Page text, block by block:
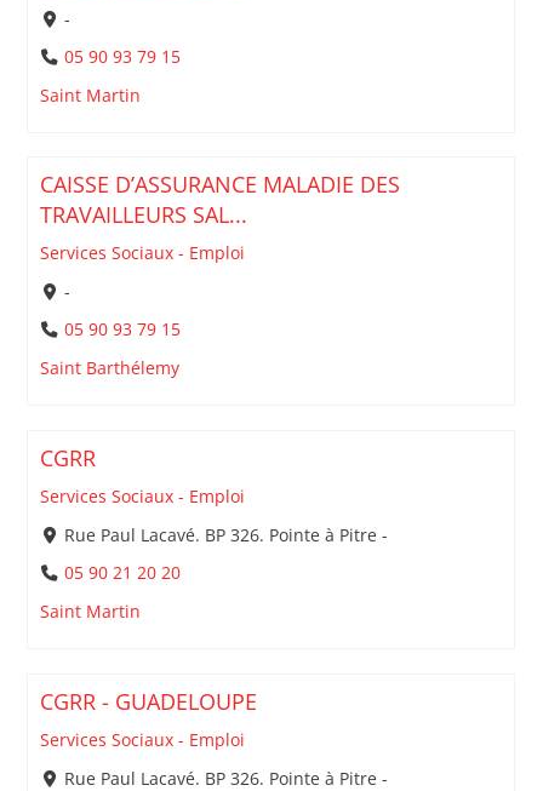
-
05 90 93 79 15
Saint Martin
CAISSE D’ASSURANCE MALADIE DES
TRAVAILLEURS SAL...
Services Sociaux - Emploi
-
05 90 93 79 15
Saint Barthélemy
CGRR
Services Sociaux - Emploi
Rue Paul Lacavé. BP 326. Pointe à Pitre -
05 90 21 20 20
Saint Martin
CGRR - GUADELOUPE
Services Sociaux - Emploi
Rue Paul Lacavé. BP 326. Pointe à Pitre -